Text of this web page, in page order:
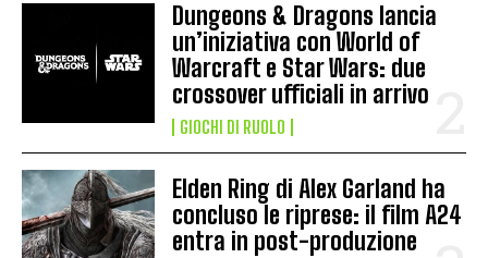
Dungeons & Dragons lancia
un’iniziativa con World of
Warcraft e Star Wars: due
crossover ufficiali in arrivo
GIOCHI DI RUOLO
Elden Ring di Alex Garland ha
concluso le riprese: il film A24
entra in post-produzione